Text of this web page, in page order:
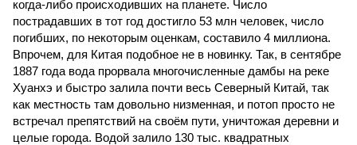
когда-либо происходивших на планете. Число
пострадавших в тот год достигло 53 млн человек, число
погибших, по некоторым оценкам, составило 4 миллиона.
Впрочем, для Китая подобное не в новинку. Так, в сентябре
1887 года вода прорвала многочисленные дамбы на реке
Хуанхэ и быстро залила почти весь Северный Китай, так
как местность там довольно низменная, и потоп просто не
встречал препятствий на своём пути, уничтожая деревни и
целые города. Водой залило 130 тыс. квадратных